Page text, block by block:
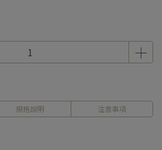
規格說明 注意事項